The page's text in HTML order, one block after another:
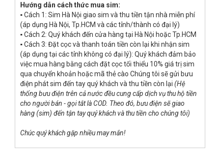
Hướng dẫn cách thức mua sim:
▪ Cách 1: Sim Hà Nội giao sim và thu tiền tận nhà miễn phí
(áp dụng Hà Nội, Tp.HCM và các tỉnh/thành có đại lý)
▪ Cách 2: Quý khách đến cửa hàng tại Hà Nội hoặc Tp.HCM
▪ Cách 3: Đặt cọc và thanh toán tiền còn lại khi nhận sim
(áp dụng tại các tỉnh không có đại lý): Quý khách đảm bảo
việc mua hàng bằng cách đặt cọc tối thiểu 10% giá trị sim
qua chuyển khoản hoặc mã thẻ cào Chúng tôi sẽ gửi bưu
điện phát sim đến tay quý khách và thu tiền còn lại (Hệ
thống bưu điện trên cả nước đều cung cấp dịch vụ thu hộ tiền
cho người bán - gọi tắt là COD. Theo đó, bưu điện sẽ giao
hàng (sim) đến tận tay quý khách và thu tiền cho chúng tôi)
Chúc quý khách gặp nhiều may mắn!